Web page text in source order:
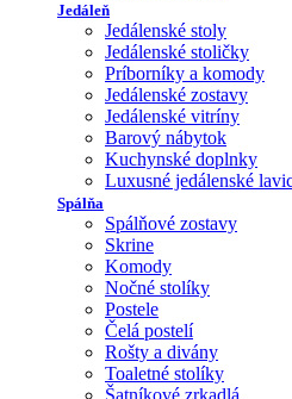
Jedáleň
Jedálenské stoly
Jedálenské stoličky
Príborníky a komody
Jedálenské zostavy
Jedálenské vitríny
Barový nábytok
Kuchynské doplnky
Luxusné jedálenské
Spálňa
Spálňové zostavy
Skrine
Komody
Nočné stolíky
Postele
Čelá postelí
Rošty a divány
Toaletné stolíky
Šatníkové zrkadlá